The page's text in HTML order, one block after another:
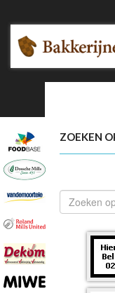
ZOEKEN